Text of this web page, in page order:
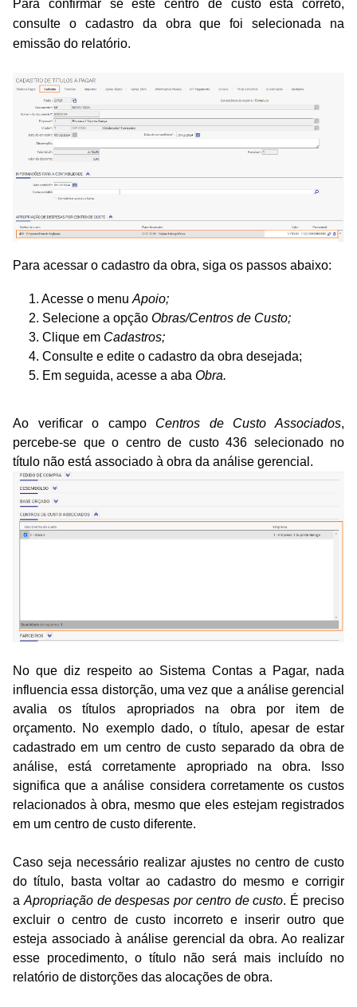
Para confirmar se este centro de custo está correto,
consulte o cadastro da obra que foi selecionada na
emissão do relatório.
Para acessar o cadastro da obra, siga os passos abaixo:
1. Acesse o menu Apoio;
2. Selecione a opção Obras/Centros de Custo;
3. Clique em Cadastros;
4. Consulte e edite o cadastro da obra desejada;
5. Em seguida, acesse a aba Obra.
Ao verificar o campo Centros de Custo Associados,
percebe-se que o centro de custo 436 selecionado no
título não está associado à obra da análise gerencial.
No que diz respeito ao Sistema Contas a Pagar, nada
influencia essa distorção, uma vez que a análise gerencial
avalia os títulos apropriados na obra por item de
orçamento. No exemplo dado, o título, apesar de estar
cadastrado em um centro de custo separado da obra de
análise, está corretamente apropriado na obra. Isso
significa que a análise considera corretamente os custos
relacionados à obra, mesmo que eles estejam registrados
em um centro de custo diferente.
Caso seja necessário realizar ajustes no centro de custo
do título, basta voltar ao cadastro do mesmo e corrigir
a Apropriação de despesas por centro de custo. É preciso
excluir o centro de custo incorreto e inserir outro que
esteja associado à análise gerencial da obra. Ao realizar
esse procedimento, o título não será mais incluído no
relatório de distorções das alocações de obra.